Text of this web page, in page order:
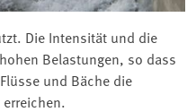
Die Intensität und die
Belastungen, so dass
und Bäche die